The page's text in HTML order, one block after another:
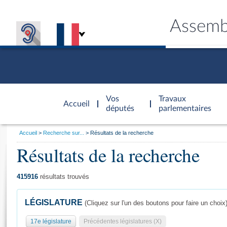
Accueil
d'accueil
Vos
députés
Travaux
parlementaires
Général
Vous
Accueil Recherche sur... Résultats de la recherche
Résultats de la recherche
415916 résultats trouvés
LÉGISLATURE (Cliquez sur l'un des boutons pour faire un choix)
17e législature Précédentes législatures (X)